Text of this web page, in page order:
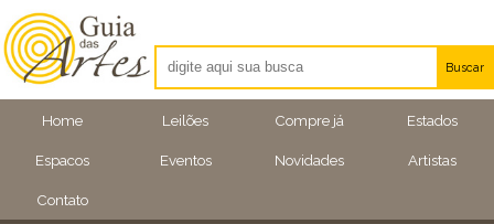
Home Leilões Compre já Estados
Espacos Eventos Novidades Artistas
Contato
Buscar
Artistas
Eventos